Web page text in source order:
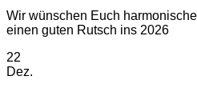
Wir wünschen Euch
einen guten Rutsch ins 2026
22
Dez.